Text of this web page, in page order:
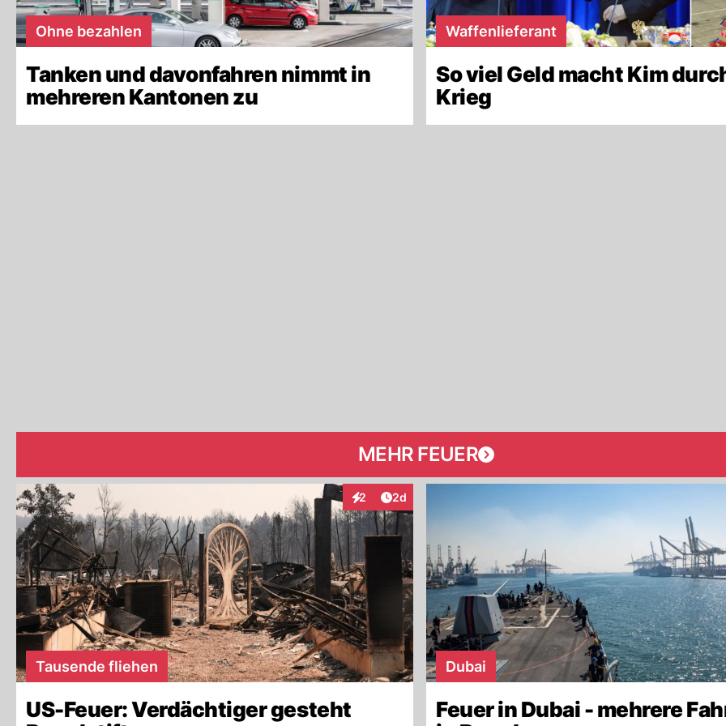
Ohne bezahlen
Tanken und davonfahren nimmt in
mehreren Kantonen zu
Waffenlieferant
So viel Geld macht Kim
Krieg
MEHR FEUER
2
InteraktionenArtikel veröffentlicht:
2d
Tausende fliehen
US-Feuer: Verdächtiger gesteht
Dubai
Feuer in Dubai - mehrere